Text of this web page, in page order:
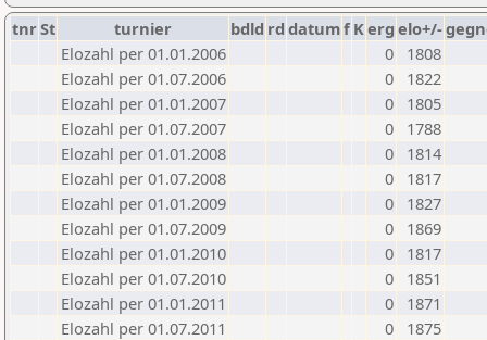
tnrSt turnier bdld rd datumf Kerg elo+/-
Elozahl per 01.01.2006
0
1808
Elozahl per 01.07.2006
0
1822
Elozahl per 01.01.2007
0
1805
Elozahl per 01.07.2007
0
1788
Elozahl per 01.01.2008
0
1814
Elozahl per 01.07.2008
0
1817
Elozahl per 01.01.2009
0
1827
Elozahl per 01.07.2009
0
1869
Elozahl per 01.01.2010
0
1817
Elozahl per 01.07.2010
0
1851
Elozahl per 01.01.2011
0
1871
Elozahl per 01.07.2011
0
1875